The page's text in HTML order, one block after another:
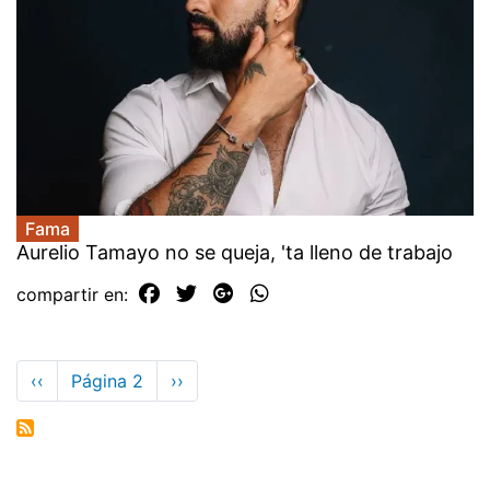
Fama
Aurelio Tamayo no se queja, 'ta lleno de trabajo
compartir en:
Paginación
Página
anterior
‹‹ Página 2
Siguiente
página
››